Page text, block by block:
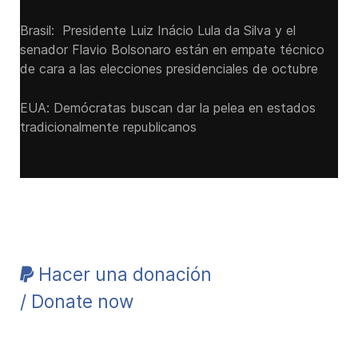
Brasil: Presidente Luiz Inácio Lula da Silva y el
senador Flavio ‌Bolsonaro están en empate técnico
de cara a las ‌elecciones presidenciales de octubre
EUA: Demócratas buscan dar la pelea en estados
tradicionalmente republicanos
Hacer una donación
/ Donate now